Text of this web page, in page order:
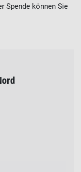
Spende können Sie